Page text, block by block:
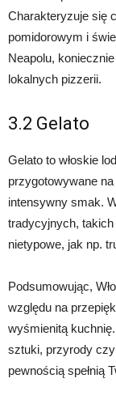
Charakteryzuje się
pomidorowym i
Neapolu,
lokalnych pizzerii.
3.2 Gelato
Gelato to włoskie
przygotowywane
intensywny smak.
tradycyjnych,
nietypowe, jak np.
Podsumowując,
względu na
wyśmienitą
sztuki, przyrody
pewnością spełnią